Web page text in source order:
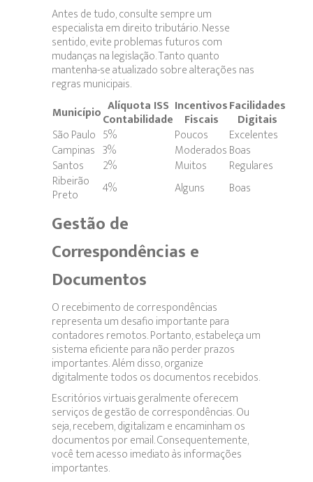
Antes de tudo, consulte sempre um
especialista em direito tributário. Nesse
sentido, evite problemas futuros com
mudanças na legislação. Tanto quanto
mantenha-se atualizado sobre alterações nas
regras municipais.
Município Alíquota ISS
Contabilidade
Incentivos
Fiscais
Facilidades
Digitais
São Paulo 5% Poucos
Excelentes
Campinas 3% ModeradosBoas
Santos
2% Muitos
Regulares
Ribeirão
Preto 4% Alguns Boas
Gestão de
Correspondências e
Documentos
O recebimento de correspondências
representa um desafio importante para
contadores remotos. Portanto, estabeleça um
sistema eficiente para não perder prazos
importantes. Além disso, organize
digitalmente todos os documentos recebidos.
Escritórios virtuais geralmente oferecem
serviços de gestão de correspondências. Ou
seja, recebem, digitalizam e encaminham os
documentos por email. Consequentemente,
você tem acesso imediato às informações
importantes.